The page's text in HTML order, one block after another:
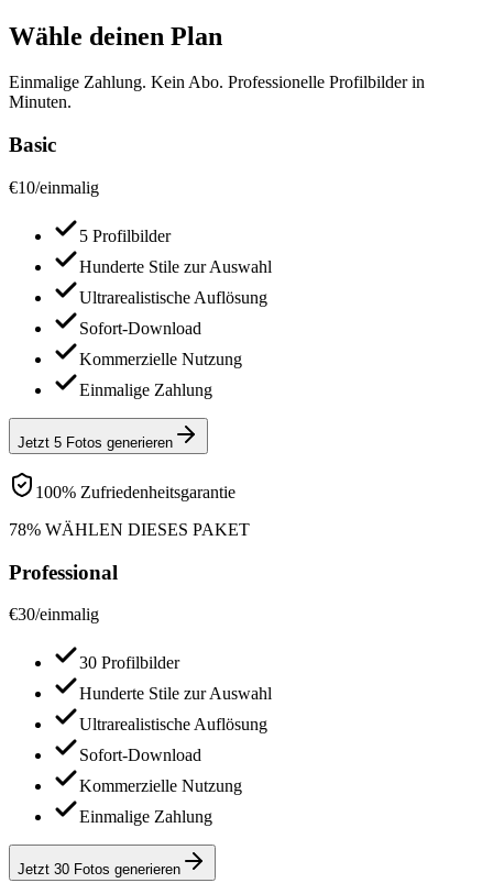
Wähle deinen Plan
Einmalige Zahlung. Kein Abo. Professionelle Profilbilder in
Minuten.
Basic
€10/einmalig
5 Profilbilder
Hunderte Stile zur Auswahl
Ultrarealistische Auflösung
Sofort-Download
Kommerzielle Nutzung
Einmalige Zahlung
Jetzt 5 Fotos generieren
100% Zufriedenheitsgarantie
78% WÄHLEN DIESES PAKET
Professional
€30/einmalig
30 Profilbilder
Hunderte Stile zur Auswahl
Ultrarealistische Auflösung
Sofort-Download
Kommerzielle Nutzung
Einmalige Zahlung
Jetzt 30 Fotos generieren